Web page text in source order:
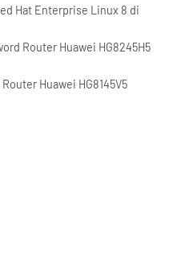
Hat Enterprise Linux 8 di
Router Huawei HG8245H5
Huawei HG8145V5